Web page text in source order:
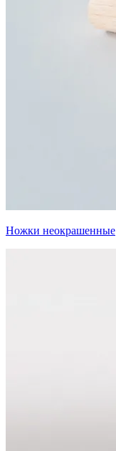
Ножки неокрашенные